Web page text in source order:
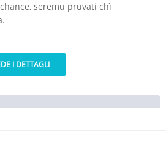
seremu pruvati chì
I DETTAGLI